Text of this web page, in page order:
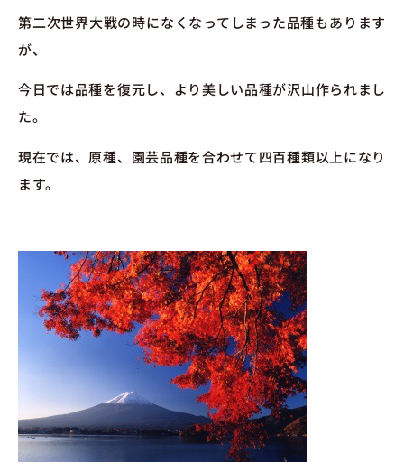
第二次世界大戦の時になくなってしまった品種もあります
が、
今日では品種を復元し、より美しい品種が沢山作られまし
た。
現在では、原種、園芸品種を合わせて四百種類以上になり
ます。